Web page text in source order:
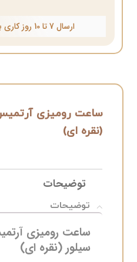
ارسال 7 تا 10 روز کاری بعد از ثبت سفارش
(نقره ای)
توضیحات
توضیحات
سیلور (نقره ای)